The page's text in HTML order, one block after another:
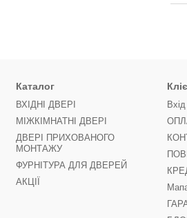
Каталог
ВХІДНІ ДВЕРІ
МІЖКІМНАТНІ ДВЕРІ
ДВЕРІ ПРИХОВАНОГО
МОНТАЖУ
ФУРНІТУРА ДЛЯ ДВЕРЕЙ
АКЦІЇ